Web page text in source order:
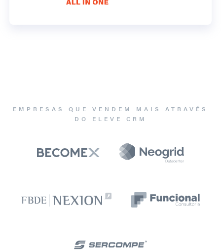
EMPRESAS QUE VENDEM MAIS ATRAVÉS
DO ELEVE CRM